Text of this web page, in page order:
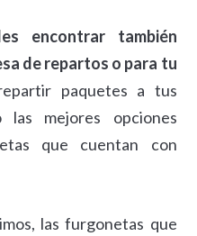
encontrar también
de repartos o para tu
paquetes a tus
mejores opciones
que cuentan con
las furgonetas que